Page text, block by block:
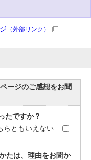
（外部リンク）
ージのご感想をお聞
たですか？
らともいえない
たは、理由をお聞か